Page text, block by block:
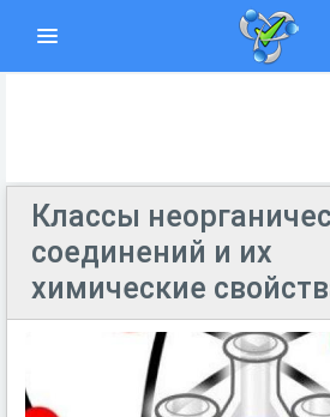
Классы
соединений и их
химические